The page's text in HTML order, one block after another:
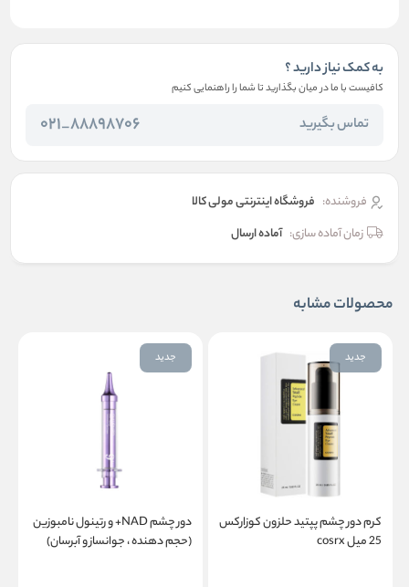
به کمک نیاز دارید ؟
کافیست با ما در میان بگذارید تا شما را راهنمایی کنیم
تماس بگیرید 88898706_021
فروشنده: فروشگاه اینترنتی مولی کالا
زمان آماده سازی: آماده ارسال
محصولات مشابه
جدید
کرم دور چشم پپتید حلزون کوزارکس
25 میل cosrx
جدید
دور چشم NAD+ و رتینول نامبوزین
(حجم دهنده ، جوانساز و آبرسان)